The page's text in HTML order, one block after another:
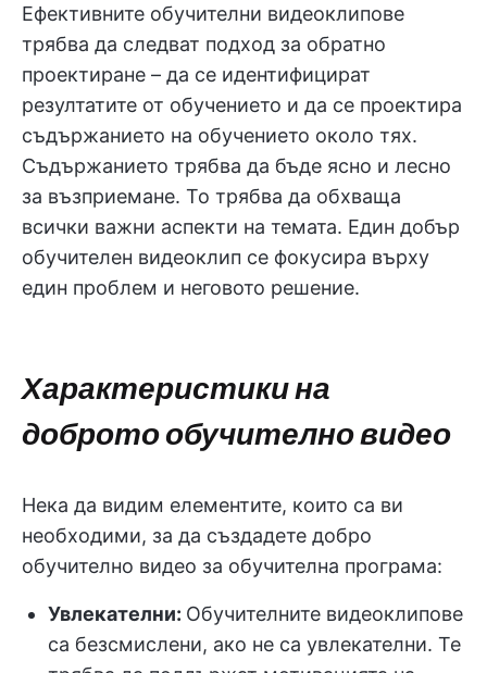
Ефективните обучителни видеоклипове
трябва да следват подход за обратно
проектиране – да се идентифицират
резултатите от обучението и да се проектира
съдържанието на обучението около тях.
Съдържанието трябва да бъде ясно и лесно
за възприемане. То трябва да обхваща
всички важни аспекти на темата. Един добър
обучителен видеоклип се фокусира върху
един проблем и неговото решение.
Характеристики на
доброто обучително видео
Нека да видим елементите, които са ви
необходими, за да създадете добро
обучително видео за обучителна програма:
Увлекателни: Обучителните видеоклипове
са безсмислени, ако не са увлекателни. Те